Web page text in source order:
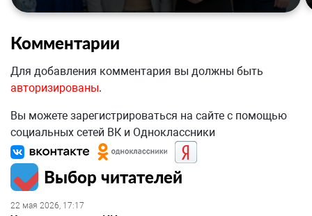
Комментарии
Для добавления комментария вы должны быть
авторизированы.
Вы можете зарегистрироваться на сайте с помощью
социальных сетей ВК и Одноклассники
Выбор читателей
22 мая 2026, 17:17